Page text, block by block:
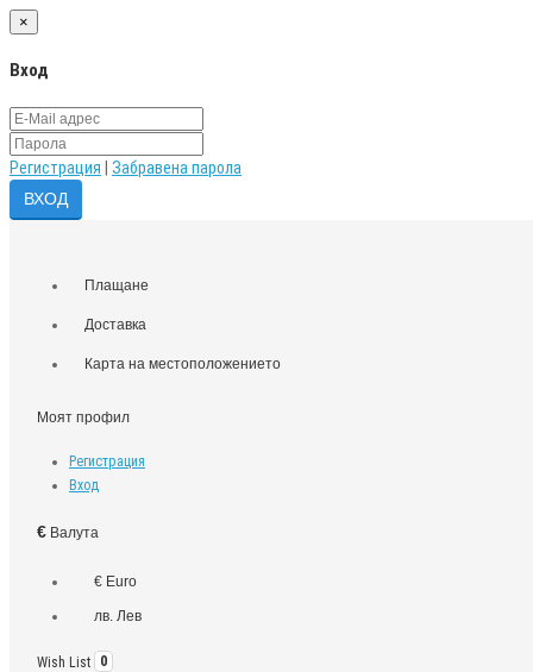
×
Вход
Регистрация Забравена парола
Плащане
Доставка
Карта на местоположението
Моят профил
Регистрация
Вход
€ Валута
€ Euro
лв. Лев
Wish List 0